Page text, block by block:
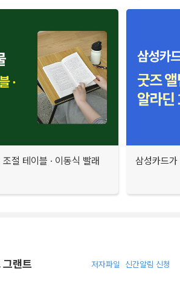
절 테이블 · 이동식 빨래
삼성카드
그랜트 저자파일 신간알림 신청